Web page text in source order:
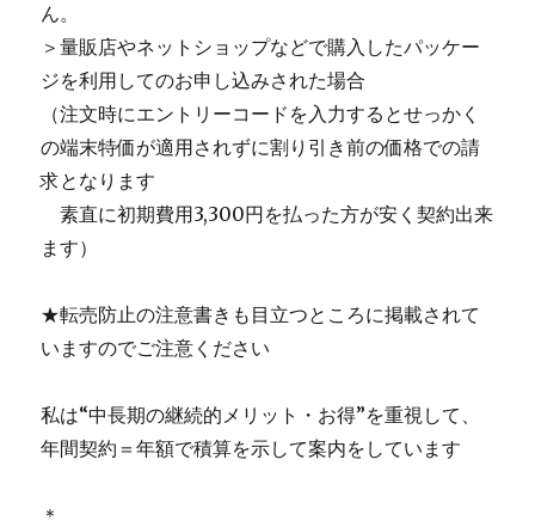
ん。
＞量販店やネットショップなどで購入したパッケー
ジを利用してのお申し込みされた場合
（注文時にエントリーコードを入力するとせっかく
の端末特価が適用されずに割り引き前の価格での請
求となります
＿素直に初期費用3,300円を払った方が安く契約出来
ます）
★転売防止の注意書きも目立つところに掲載されて
いますのでご注意ください
私は“中長期の継続的メリット・お得”を重視して、
年間契約＝年額で積算を示して案内をしています
＊